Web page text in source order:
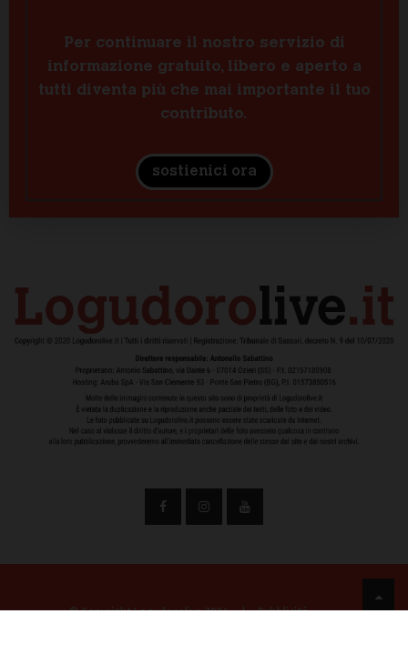
Per continuare il nostro servizio di
informazione gratuito, libero e aperto a
tutti diventa più che mai importante il tuo
contributo.
sostienici ora
© Copyright Logudorolive 2024 | Pubblicità